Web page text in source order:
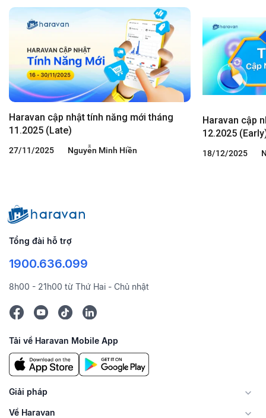
Haravan cập nhật tính năng mới tháng
11.2025 (Late)
27/11/2025 Nguyễn Minh Hiền
Haravan cập
12.2025
18/12/2025
Tổng đài hỗ trợ
1900.636.099
8h00 - 21h00 từ Thứ Hai - Chủ nhật
Tải về Haravan Mobile App
Giải pháp
Về Haravan